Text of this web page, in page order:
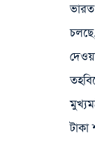
ভারত
টাকা